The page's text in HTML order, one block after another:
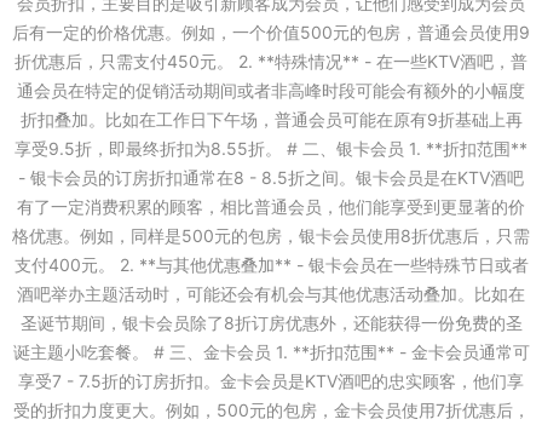
后有一定的价格优惠。例如，一个价值500元的包房，普通会员使用9
折优惠后，只需支付450元。 2. **特殊情况** - 在一些KTV酒吧，普
通会员在特定的促销活动期间或者非高峰时段可能会有额外的小幅度
折扣叠加。比如在工作日下午场，普通会员可能在原有9折基础上再
享受9.5折，即最终折扣为8.55折。 # 二、银卡会员 1. **折扣范围**
- 银卡会员的订房折扣通常在8 - 8.5折之间。银卡会员是在KTV酒吧
有了一定消费积累的顾客，相比普通会员，他们能享受到更显著的价
格优惠。例如，同样是500元的包房，银卡会员使用8折优惠后，只需
支付400元。 2. **与其他优惠叠加** - 银卡会员在一些特殊节日或者
酒吧举办主题活动时，可能还会有机会与其他优惠活动叠加。比如在
圣诞节期间，银卡会员除了8折订房优惠外，还能获得一份免费的圣
诞主题小吃套餐。 # 三、金卡会员 1. **折扣范围** - 金卡会员通常可
享受7 - 7.5折的订房折扣。金卡会员是KTV酒吧的忠实顾客，他们享
受的折扣力度更大。例如，500元的包房，金卡会员使用7折优惠后，